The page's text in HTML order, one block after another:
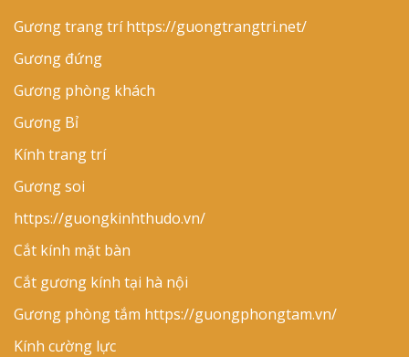
Gương trang tríhttps://guongtrangtri.net/
Gương đứng
Gương phòng khách
Gương Bỉ
Kính trang trí
Gương soi
https://guongkinhthudo.vn/
Cắt kính mặt bàn
Cắt gương kính tại hà nội
Gương phòng tắm https://guongphongtam.vn/
Kính cường lực